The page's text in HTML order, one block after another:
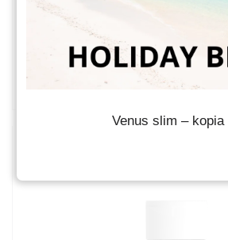
Słoiki
Venus slim – kopia